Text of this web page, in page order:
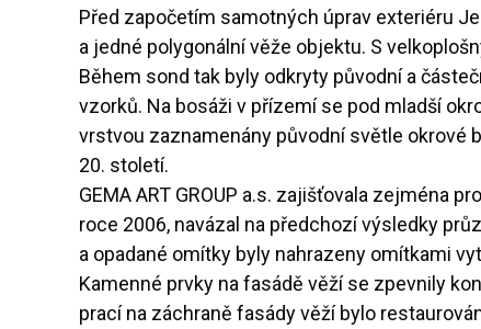
Před započetím samotných úprav exteriéru
a jedné polygonální věže objektu. S
Během sond tak byly odkryty původní a
vzorků. Na bosáži v přízemí se pod mladší
vrstvou zaznamenány původní světle okrové
20. století.
GEMA ART GROUP a.s. zajišťovala zejména
roce 2006, navázal na předchozí výsledky
a opadané omítky byly nahrazeny omítkami
Kamenné prvky na fasádě věží se zpevnily
prací na záchraně fasády věží bylo